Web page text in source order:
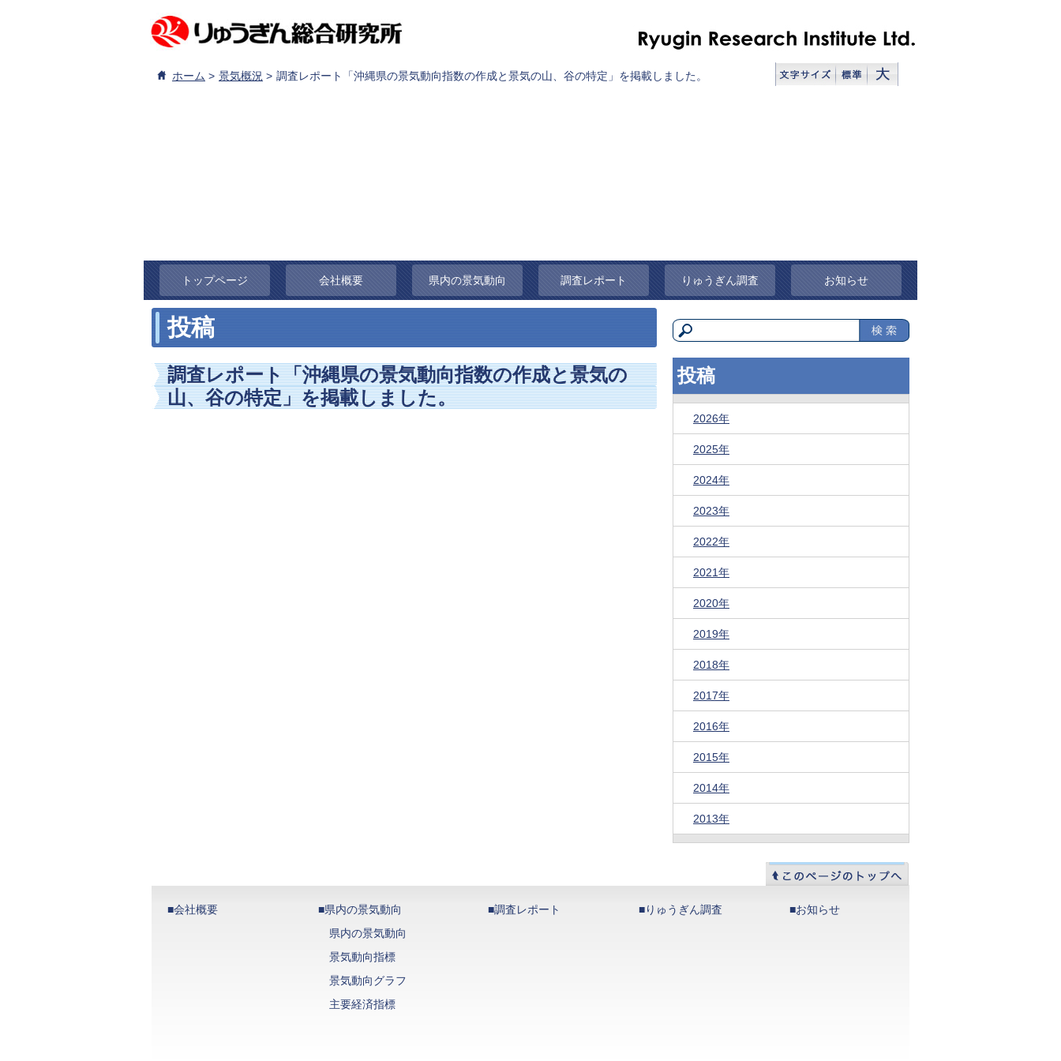
ホーム 景気概況 調査レポート「沖縄県の景気動向指数の作成と景気の山、谷の特定」を掲載しました。
トップページ 会社概要 県内の景気動向 調査レポート りゅうぎん調査 お知らせ
投稿
調査レポート「沖縄県の景気動向指数の作成と景気の
山、谷の特定」を掲載しました。
投稿
2026年
2025年
2024年
2023年
2022年
2021年
2020年
2019年
2018年
2017年
2016年
2015年
2014年
2013年
■会社概要
■県内の景気動向
県内の景気動向
景気動向指標
景気動向グラフ
主要経済指標
■調査レポート ■りゅうぎん調査 ■お知らせ